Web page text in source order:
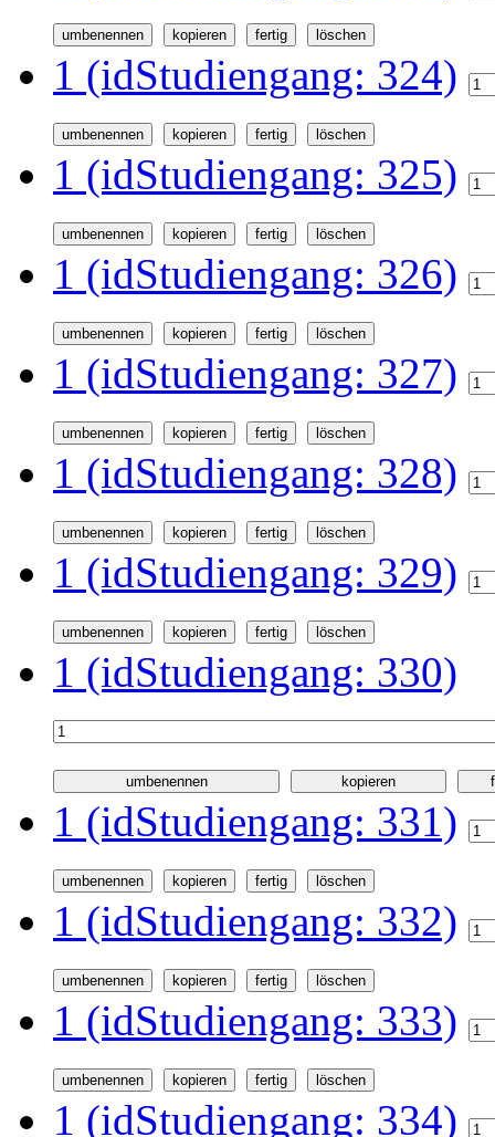
1 (idStudiengang: 324)
1 (idStudiengang: 325)
1 (idStudiengang: 326)
1 (idStudiengang: 327)
1 (idStudiengang: 328)
1 (idStudiengang: 329)
1 (idStudiengang: 330)
1 (idStudiengang: 331)
1 (idStudiengang: 332)
1 (idStudiengang: 333)
1 (idStudiengang: 334)